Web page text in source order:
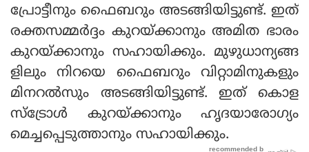
പ്രോട്ടീനും ഫൈബറും അടങ്ങിയിട്ടുണ്ട്. ഇത്
രക്തസമ്മര്‍ദ്ദം കുറയ്ക്കാനും അമിത ഭാരം
കുറയ്ക്കാനും സഹായിക്കും. മുഴുധാന്യങ്ങ
ളിലും നിറയെ ഫൈബറും വിറ്റാമിനുകളും
മിനറല്‍സും അടങ്ങിയിട്ടുണ്ട്. ഇത് കൊള
സ്‌ട്രോള്‍ കുറയ്ക്കാനും ഹൃദയാരോഗ്യം
മെച്ചപ്പെടുത്താനും സഹായിക്കും.